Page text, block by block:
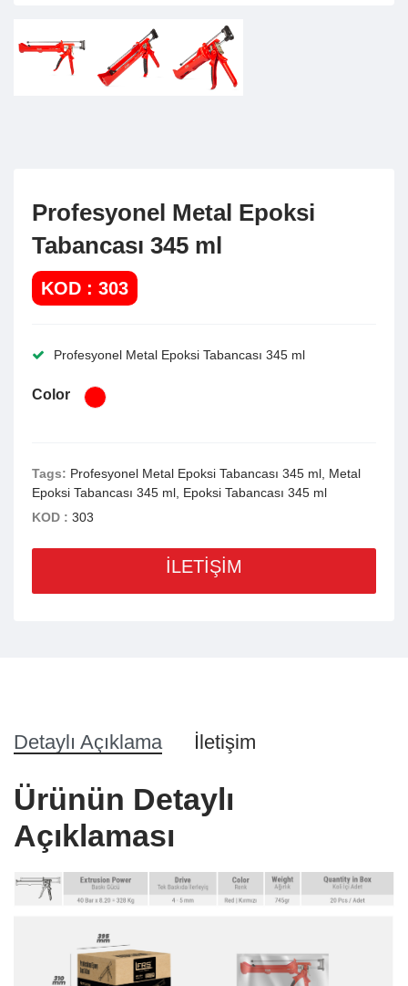
Profesyonel Metal Epoksi
Tabancası 345 ml
KOD : 303
Profesyonel Metal Epoksi Tabancası 345 ml
Color
Tags: Profesyonel Metal Epoksi Tabancası 345 ml, Metal
Epoksi Tabancası 345 ml, Epoksi Tabancası 345 ml
KOD : 303
İLETİŞİM
Detaylı Açıklama İletişim
Ürünün Detaylı
Açıklaması